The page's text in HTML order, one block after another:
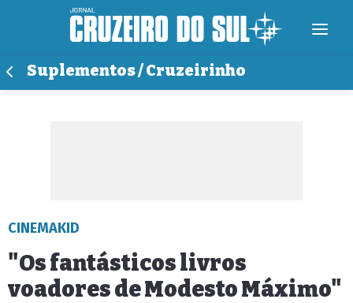
Suplementos / Cruzeirinho
CINEMAKID
"Os fantásticos livros
voadores de Modesto Máximo"